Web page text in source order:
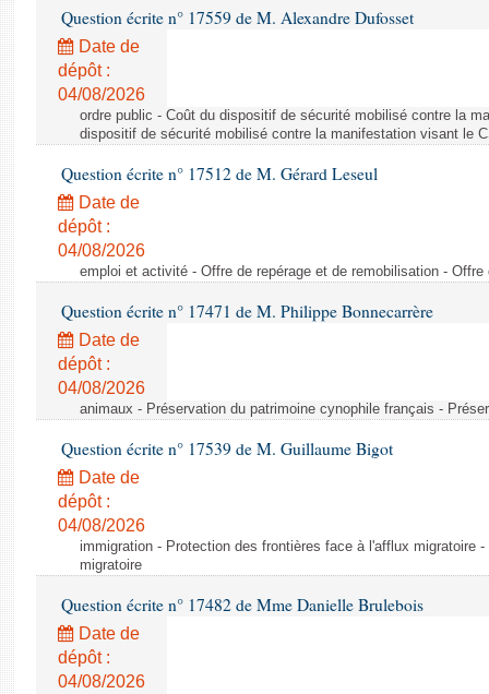
Question écrite n° 17559 de M. Alexandre Dufosset
Date de
dépôt :
04/08/2026
ordre public - Coût du dispositif de sécurité mobilisé contre la
dispositif de sécurité mobilisé contre la manifestation visant le
Question écrite n° 17512 de M. Gérard Leseul
Date de
dépôt :
04/08/2026
emploi et activité - Offre de repérage et de remobilisation -
Question écrite n° 17471 de M. Philippe Bonnecarrère
Date de
dépôt :
04/08/2026
animaux - Préservation du patrimoine cynophile français -
Question écrite n° 17539 de M. Guillaume Bigot
Date de
dépôt :
04/08/2026
immigration - Protection des frontières face à l'afflux migratoire
migratoire
Question écrite n° 17482 de Mme Danielle Brulebois
Date de
dépôt :
04/08/2026